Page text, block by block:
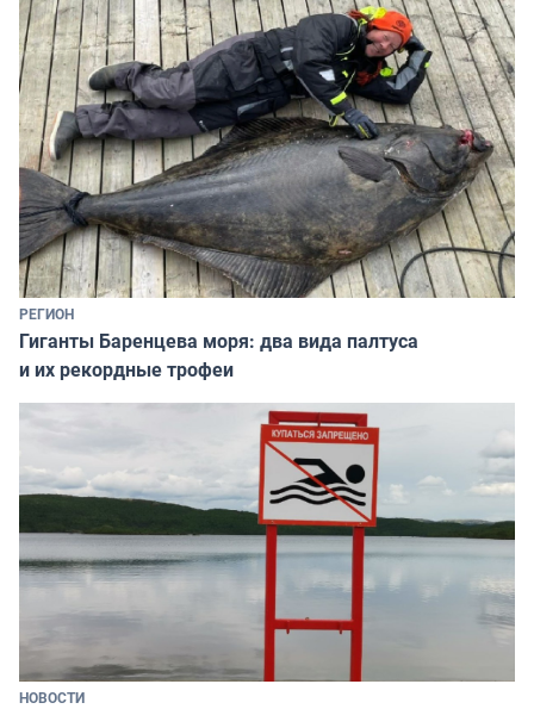
РЕГИОН
Гиганты Баренцева моря: два вида палтуса
и их рекордные трофеи
НОВОСТИ